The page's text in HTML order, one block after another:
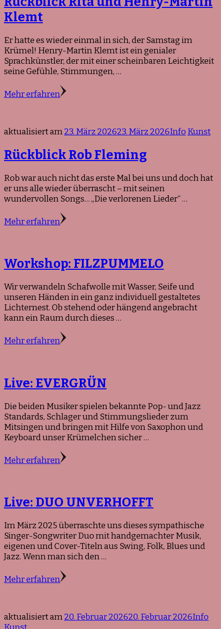
Klemt
Er hatte es wieder einmal in sich, der Samstag im
Krümel! Henry-Martin Klemt ist ein genialer
Sprachkünstler, der mit einer scheinbaren Leichtigkeit
seine Gefühle, Stimmungen, …
Mehr erfahren
aktualisiert am23. März 202623. März 2026Info Kunst
Rückblick Rob Fleming
Rob war auch nicht das erste Mal bei uns und doch hat
er uns alle wieder überrascht – mit seinen
wundervollen Songs… „Die verlorenen Lieder“ …
Mehr erfahren
Workshop: FILZPUMMELO
Wir verwandeln Schafwolle mit Wasser, Seife und
unseren Händen in ein ganz individuell gestaltetes
Lichternest. Ob stehend oder hängend angebracht
kann ein Raum durch dieses …
Mehr erfahren
Live: EVERGRÜN
Die beiden Musiker spielen bekannte Pop- und Jazz
Standards, Schlager und Stimmungslieder zum
Mitsingen und bringen mit Hilfe von Saxophon und
Keyboard unser Krümelchen sicher …
Mehr erfahren
Live: DUO UNVERHOFFT
Im März 2025 überraschte uns dieses sympathische
Singer-Songwriter Duo mit handgemachter Musik,
eigenen und Cover-Titeln aus Swing, Folk, Blues und
Jazz. Wenn man sich den …
Mehr erfahren
aktualisiert am20. Februar 202620. Februar 2026Info